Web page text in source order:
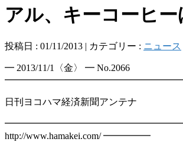
アル、キーコーヒ
投稿日 : 01/11/2013 | カテゴリー : ニュース
━ 2013/11/1〈金〉 ━ No.2066
日刊ヨコハマ経済新聞アンテナ
http://www.hamakei.com/ ━━━━━